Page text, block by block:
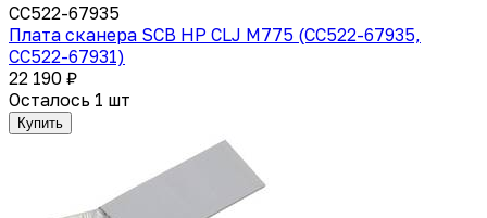
CC522-67935
Плата сканера SCB HP CLJ M775 (CC522-67935,
CC522-67931)
22 190 ₽
Осталось 1 шт
Купить